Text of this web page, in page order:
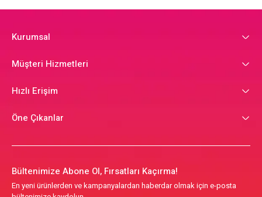
Kurumsal
Müşteri Hizmetleri
Hızlı Erişim
Öne Çıkanlar
Bültenimize Abone Ol, Fırsatları Kaçırma!
En yeni ürünlerden ve kampanyalardan haberdar olmak için e-posta